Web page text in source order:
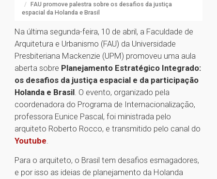
FAU promove palestra sobre os desafios da justiça
espacial da Holanda e Brasil
Na última segunda-feira, 10 de abril, a Faculdade de
Arquitetura e Urbanismo (FAU) da Universidade
Presbiteriana Mackenzie (UPM) promoveu uma aula
aberta sobre Planejamento Estratégico Integrado:
os desafios da justiça espacial e da participação
Holanda e Brasil. O evento, organizado pela
coordenadora do Programa de Internacionalização,
professora Eunice Pascal, foi ministrada pelo
arquiteto Roberto Rocco, e transmitido pelo canal do
Youtube.
Para o arquiteto, o Brasil tem desafios esmagadores,
e por isso as ideias de planejamento da Holanda